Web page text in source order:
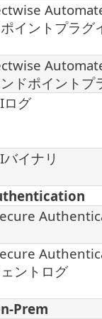
イントプラグ
ドポイントプ
ログ
イナリ
ントログ
Prem